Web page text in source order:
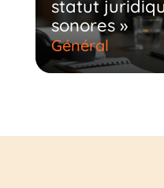
statut
sonores »
Général